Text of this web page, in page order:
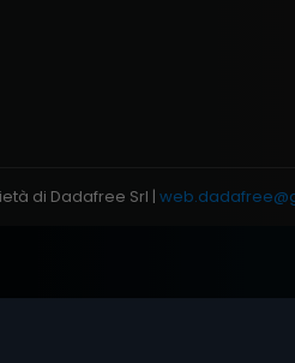
di Dadafree Srl |